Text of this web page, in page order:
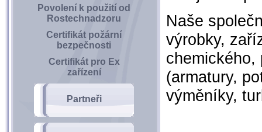
Povolení k použití od
Rostechnadzoru
Certifikát požární
bezpečnosti
Certifikát pro Ex
zařízení
Partneři
Naše
výrobky,
(armatury,
výměníky,